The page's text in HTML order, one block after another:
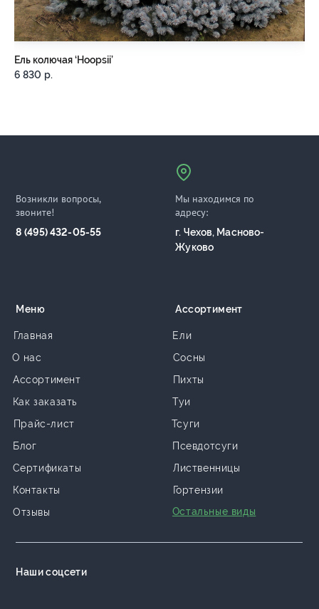
Ель колючая ‘Hoopsii’
6 830 р.
Возникли вопросы,
звоните!
8 (495) 432-05-55
Мы находимся по
адресу:
г. Чехов, Масново-
Жуково
Главная
Меню
О нас
Ассортимент
Как заказать
Прайс-лист
Отзывы
Контакты
Ели
Ассортимент
Сосны
Пихты
Туи
Тсуги
Псевдотсуги
Лиственницы
Гортензии
Наши соцсети
Остальные виды
Блог
Сертификаты